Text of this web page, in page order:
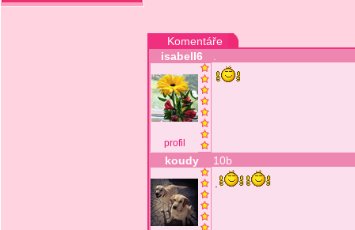
Komentáře
isabell6
profil
koudy 10b